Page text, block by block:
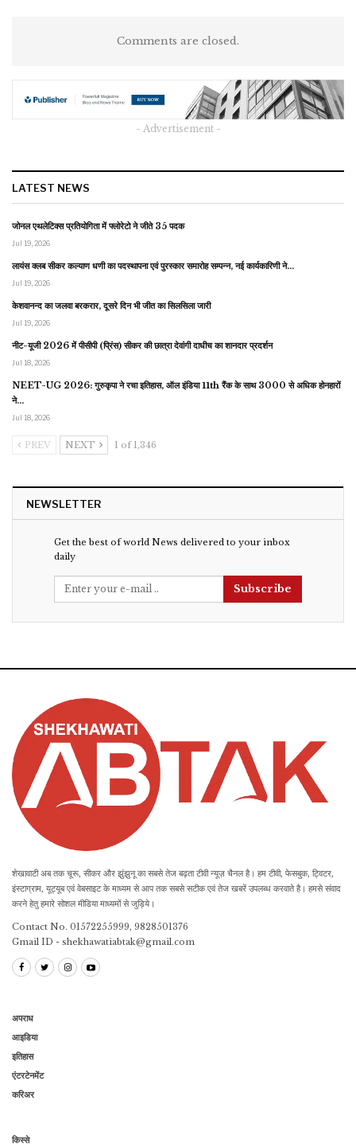
Comments are closed.
- Advertisement -
LATEST NEWS
जोनल एथलेटिक्स प्रतियोगिता में फ्लोरेटो ने जीते 35 पदक
Jul 19, 2026
लायंस क्लब सीकर कल्याण धणी का पदस्थापना एवं पुरस्कार समारोह सम्पन्न, नई कार्यकारिणी ने…
Jul 19, 2026
केशवानन्द का जलवा बरकरार, दूसरे दिन भी जीत का सिलसिला जारी
Jul 19, 2026
नीट-यूजी 2026 में पीसीपी (प्रिंस) सीकर की छात्रा देवांगी दाधीच का शानदार प्रदर्शन
Jul 18, 2026
NEET-UG 2026: गुरुकृपा ने रचा इतिहास, ऑल इंडिया 11th रैंक के साथ 3000 से अधिक होनहारों
ने…
Jul 18, 2026
PREV NEXT 1 of 1,346
NEWSLETTER
Get the best of world News delivered to your inbox
daily
Subscribe
शेखावाटी अब तक चूरू, सीकर और झुंझुनू का सबसे तेज बढ़ता टीवी न्यूज़ चैनल है। हम टीवी, फेसबुक, ट्विटर,
इंस्टाग्राम, यूट्यूब एवं वेबसाइट के माध्यम से आप तक सबसे सटीक एवं तेज खबरें उपलब्ध करवाते है। हमसे संवाद
करने हेतु हमारे सोशल मीडिया माध्यमों से जुड़िये।
Contact No. 01572255999, 9828501376
Gmail ID - shekhawatiabtak@gmail.com
अपराध
आइडिया
इतिहास
एंटरटेनमेंट
करिअर
किस्से